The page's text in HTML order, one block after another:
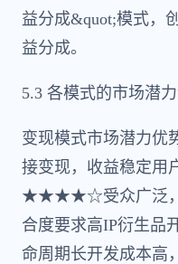
益分成&quot;模式，
益分成。
5.3 各模式的市场潜
变现模式市场潜力
接变现，收益稳定用
★★★★☆受众广泛，
合度要求高IP衍生
命周期长开发成本高